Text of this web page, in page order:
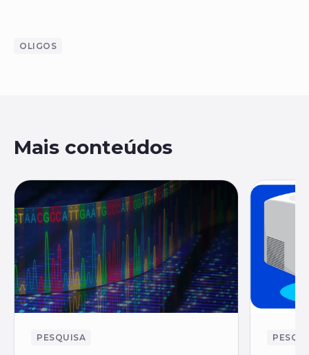
OLIGOS
Mais conteúdos
PESQUISA